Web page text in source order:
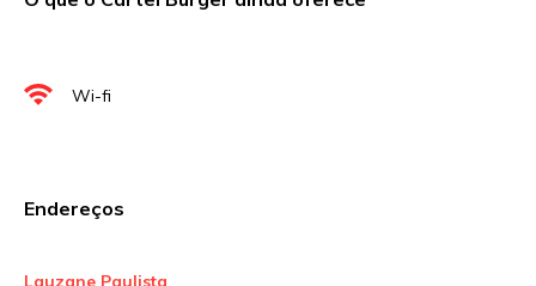
Nome
Wi-fi
Endereços
Lauzane Paulista